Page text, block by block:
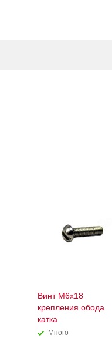
Винт М6х18
крепления обода
катка
Много